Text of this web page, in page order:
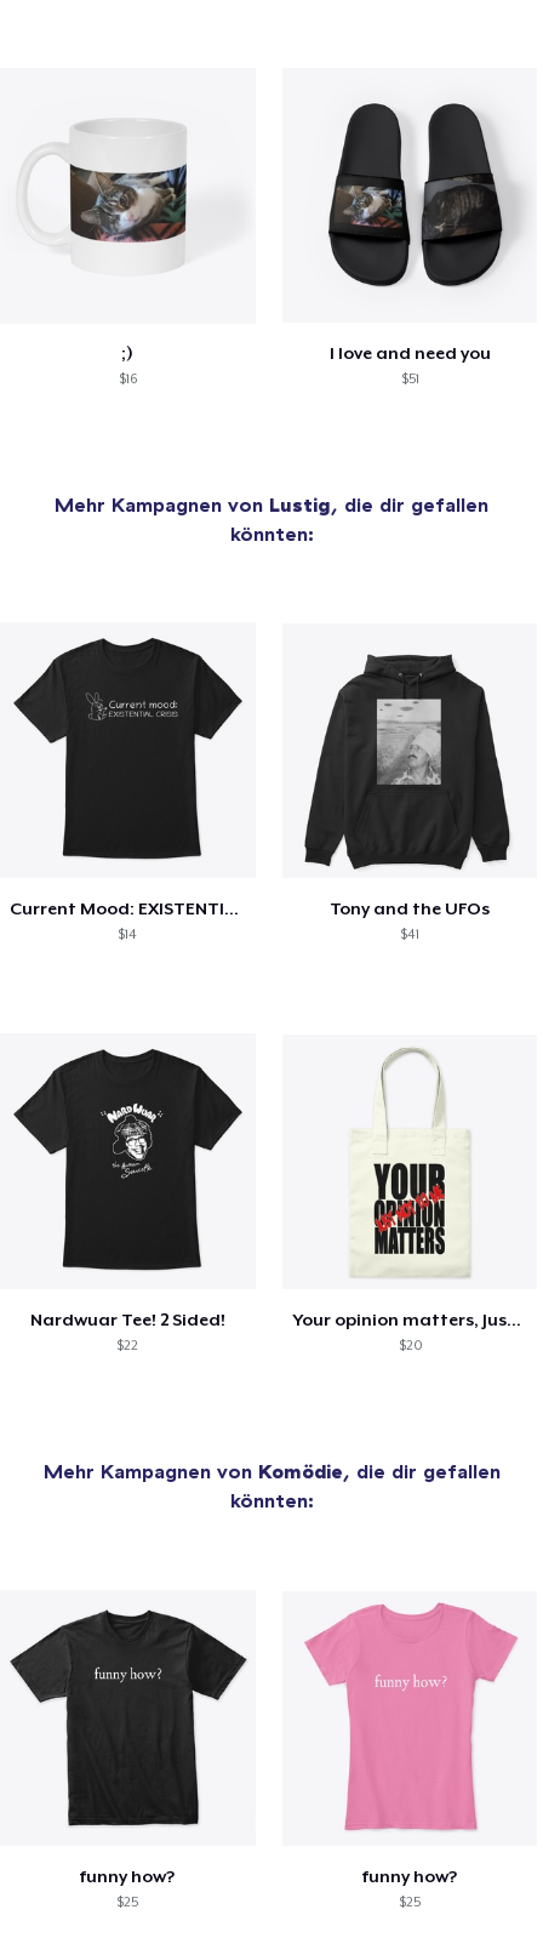
;)
$16
I love and need you
$51
Mehr Kampagnen von Lustig, die dir gefallen
könnten:
Current Mood: EXISTENTIAL CRISIS
$14
Tony and the UFOs
$41
Nardwuar Tee! 2 Sided!
$22
Your opinion matters, Just not to me!
$20
Mehr Kampagnen von Komödie, die dir gefallen
könnten:
funny how?
$25
funny how?
$25